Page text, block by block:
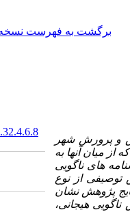
برگشت به فهرست نسخه
و پرورش شهر
میان آنها به
از پرسشنامه­ های ناگویی
توصیفی از نوع
پژوهش نشان
هیجانی،